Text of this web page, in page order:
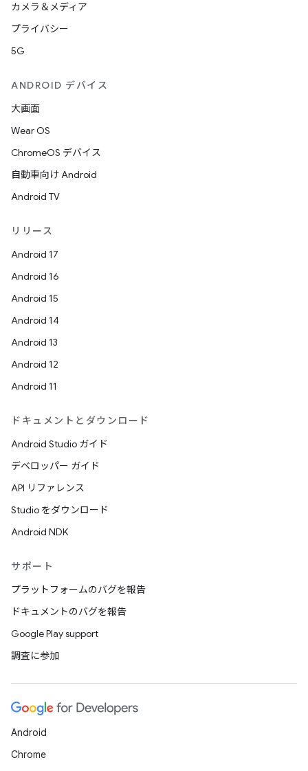
カメラ＆メディア
プライバシー
5G
ANDROID デバイス
大画面
Wear OS
ChromeOS デバイス
自動車向け Android
Android TV
リリース
Android 17
Android 16
Android 15
Android 14
Android 13
Android 12
Android 11
ドキュメントとダウンロード
Android Studio ガイド
デベロッパー ガイド
API リファレンス
Studio をダウンロード
Android NDK
サポート
プラットフォームのバグを報告
ドキュメントのバグを報告
Google Play support
調査に参加
Android
Chrome